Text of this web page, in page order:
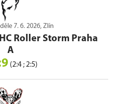
7. 6. 2026, Zlín
Roller Storm Praha
A
(2:4 ; 2:5)